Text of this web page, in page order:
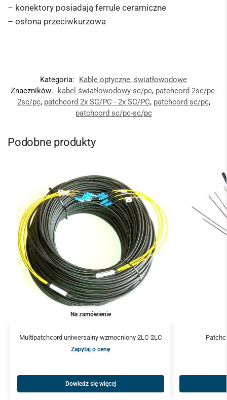
– konektory posiadają ferrule ceramiczne
– osłona przeciwkurzowa
Kategoria:
Kable optyczne, światłowodowe
Znaczników:
kabel światłowodowy sc/pc, patchcord 2sc/pc-
2sc/pc, patchcord 2x SC/PC - 2x SC/PC, patchcord sc/pc,
patchcord sc/pc-sc/pc
Podobne produkty
Na zamówienie
Multipatchcord uniwersalny wzmocniony 2LC-2LC
Zapytaj o cenę
Dowiedz się więcej